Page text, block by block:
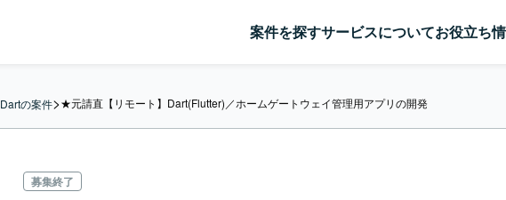
案件を探すサービスについてお役立ち
Dartの案件>★元請直【リモート】Dart(Flutter)／ホームゲートウェイ管理用アプリの開発
募集終了